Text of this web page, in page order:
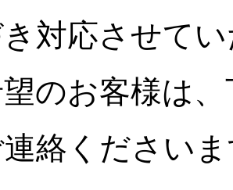
対応させて
のお客様は
絡ください